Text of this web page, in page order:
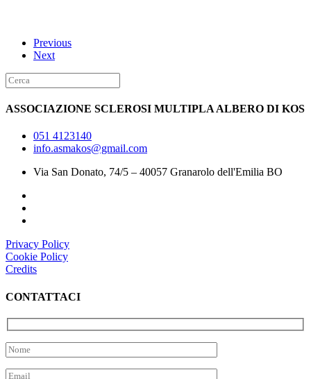
Previous
Next
ASSOCIAZIONE SCLEROSI MULTIPLA ALBERO DI KOS
051 4123140
info.asmakos@gmail.com
Via San Donato, 74/5 – 40057 Granarolo dell'Emilia BO
Privacy Policy
Cookie Policy
Credits
CONTATTACI